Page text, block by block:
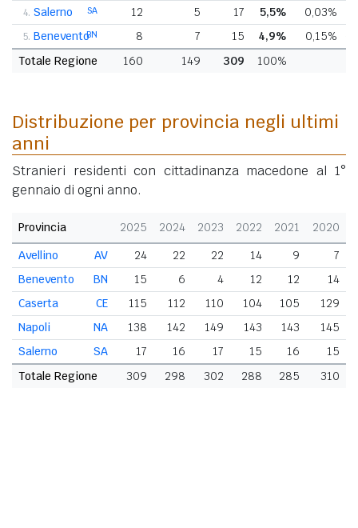
4. SA
Salerno 12 5 17 5,5% 0,03%
5. BN
Benevento 8 7 15 4,9% 0,15%
Totale Regione
160 149 309 100%
Distribuzione per provincia negli ultimi
anni
Stranieri residenti con cittadinanza macedone al 1°
gennaio di ogni anno.
Provincia 2025 2024 2023 2022 2021
2020
AV
Avellino 24 22 22 14 9
7
BN
Benevento 15 6 4 12 12
14
CE
Caserta 115 112 110 104 105
129
NA
Napoli 138 142 149 143 143
145
SA
Salerno 17 16 17 15 16
15
Totale Regione
309 298 302 288 285 310